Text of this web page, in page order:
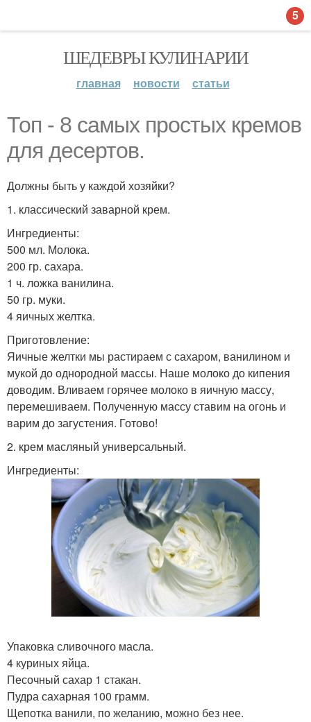
ШЕДЕВРЫ КУЛИНАРИИ
главная новости статьи
Топ - 8 самых простых кремов
для десертов.
Должны быть у каждой хозяйки?
1. классический заварной крем.
Ингредиенты:
500 мл. Молока.
200 гр. сахара.
1 ч. ложка ванилина.
50 гр. муки.
4 яичных желтка.
Приготовление:
Яичные желтки мы растираем с сахаром, ванилином и
мукой до однородной массы. Наше молоко до кипения
доводим. Вливаем горячее молоко в яичную массу,
перемешиваем. Полученную массу ставим на огонь и
варим до загустения. Готово!
2. крем масляный универсальный.
Ингредиенты:
Упаковка сливочного масла.
4 куриных яйца.
Песочный сахар 1 стакан.
Пудра сахарная 100 грамм.
Щепотка ванили, по желанию, можно без нее.
5